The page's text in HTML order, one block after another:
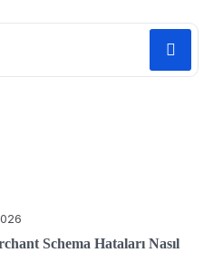
Schema Hataları Nasıl